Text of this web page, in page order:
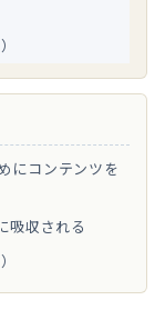
にコンテンツを
吸収される